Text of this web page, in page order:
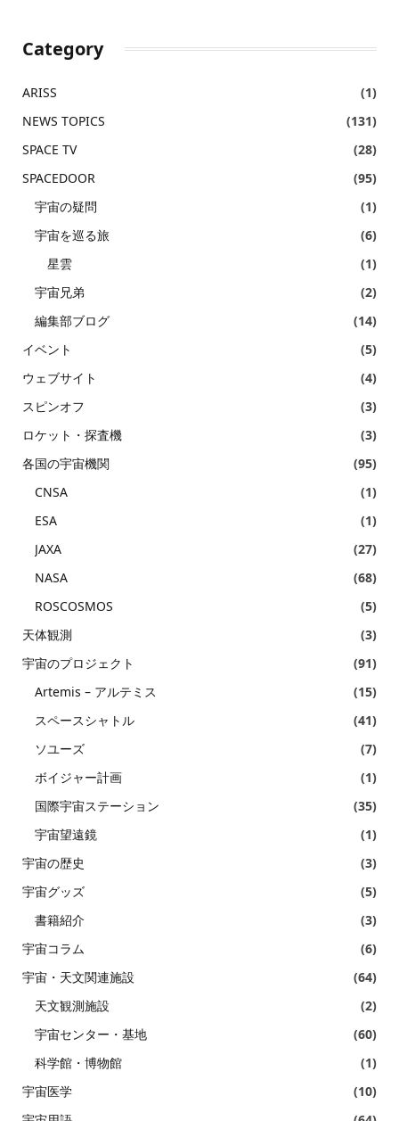
Category
ARISS
(1)
NEWS TOPICS
(131)
SPACE TV
(28)
SPACEDOOR
(95)
宇宙の疑問
(1)
宇宙を巡る旅
(6)
星雲
(1)
宇宙兄弟
(2)
編集部ブログ
(14)
イベント
(5)
ウェブサイト
(4)
スピンオフ
(3)
ロケット・探査機
(3)
各国の宇宙機関
(95)
CNSA
(1)
ESA
(1)
JAXA
(27)
NASA
(68)
ROSCOSMOS
(5)
天体観測
(3)
宇宙のプロジェクト
(91)
Artemis – アルテミス
(15)
スペースシャトル
(41)
ソユーズ
(7)
ボイジャー計画
(1)
国際宇宙ステーション
(35)
宇宙望遠鏡
(1)
宇宙の歴史
(3)
宇宙グッズ
(5)
書籍紹介
(3)
宇宙コラム
(6)
宇宙・天文関連施設
(64)
天文観測施設
(2)
宇宙センター・基地
(60)
科学館・博物館
(1)
宇宙医学
(10)